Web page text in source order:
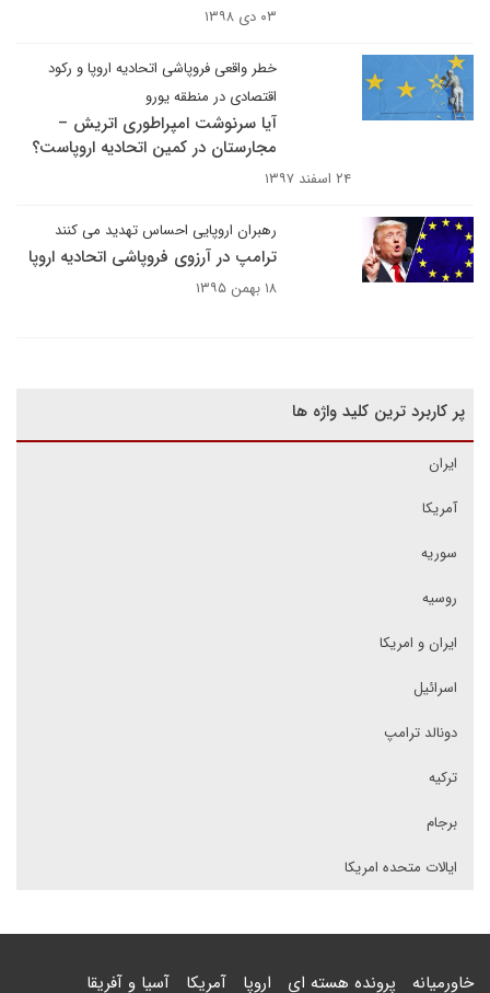
۰۳ دی ۱۳۹۸
خطر واقعی فروپاشی اتحادیه اروپا و رکود
اقتصادی در منطقه یورو
آیا سرنوشت امپراطوری اتریش –
مجارستان در کمین اتحادیه اروپاست؟
۲۴ اسفند ۱۳۹۷
رهبران اروپایی احساس تهدید می کنند
ترامپ در آرزوی فروپاشی اتحادیه اروپا
۱۸ بهمن ۱۳۹۵
پر کاربرد ترین کلید واژه ها
ایران
آمریکا
سوریه
روسیه
ایران و امریکا
اسرائیل
دونالد ترامپ
ترکیه
برجام
ایالات متحده امریکا
خاورمیانه پرونده هسته ای اروپا آمریکا آسیا و آفریقا